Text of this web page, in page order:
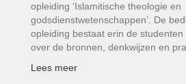
opleiding ‘Islamitische theologie en
godsdienstwetenschappen’. De
opleiding bestaat erin de
over de bronnen, denkwijzen en
Lees meer